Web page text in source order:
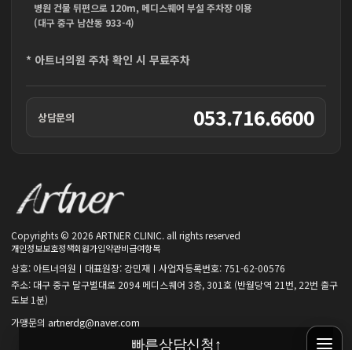
빠른상담신청 ↑
병원 건물 뒤편으로 120m, 메디스퀘어 부설 주차장 이용
(대구 중구 남산동 933-4)
* 아트너의원 주차 확인 시 무료주차
상담문의 053.716.6600
Copyrights © 2026 ARTNER CLINIC. all rights reserved
개인정보보호정책회원가입약관비급여항목
상호: 아트너의원ㅣ대표원장: 강민재ㅣ사업자등록번호: 751-62-00576
주소: 대구 중구 달구벌대로 2094 메디스퀘어 3층, 301호 (반월당역 21번, 22번 출구
도보 1분)
가맹문의 artnerdg@naver.com